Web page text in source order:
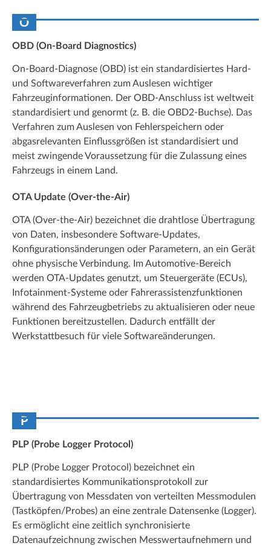
O
OBD (On-Board Diagnostics)
On-Board-Diagnose (OBD) ist ein standardisiertes Hard-
und Softwareverfahren zum Auslesen wichtiger
Fahrzeuginformationen. Der OBD-Anschluss ist weltweit
standardisiert und genormt (z. B. die OBD2-Buchse). Das
Verfahren zum Auslesen von Fehlerspeichern oder
abgasrelevanten Einflussgrößen ist standardisiert und
meist zwingende Voraussetzung für die Zulassung eines
Fahrzeugs in einem Land.
OTA Update (Over-the-Air)
OTA (Over-the-Air) bezeichnet die drahtlose Übertragung
von Daten, insbesondere Software-Updates,
Konfigurationsänderungen oder Parametern, an ein Gerät
ohne physische Verbindung. Im Automotive-Bereich
werden OTA-Updates genutzt, um Steuergeräte (ECUs),
Infotainment-Systeme oder Fahrerassistenzfunktionen
während des Fahrzeugbetriebs zu aktualisieren oder neue
Funktionen bereitzustellen. Dadurch entfällt der
Werkstattbesuch für viele Softwareänderungen.
P
PLP (Probe Logger Protocol)
PLP (Probe Logger Protocol) bezeichnet ein
standardisiertes Kommunikationsprotokoll zur
Übertragung von Messdaten von verteilten Messmodulen
(Tastköpfen/Probes) an eine zentrale Datensenke (Logger).
Es ermöglicht eine zeitlich synchronisierte
Datenaufzeichnung zwischen Messwertaufnehmern und